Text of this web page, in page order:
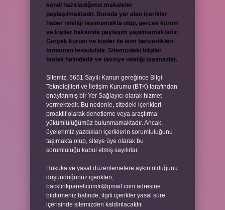
kendi hazırladığımız makaleler
paylaşılmaktadır. Burada yer alan içerikler
haber niteliği taşımamakta olup, gerçek kurum
ve kişiler hakkında paylaşım yapılmamaktadır.
Gerçek kurum ve kişiler ile isim benzerlikleri
tamamen tesadüfidir. Sitemizdeki bilgiler
taslak halindedir ve tavsiye niteliği taşımazlar.
Sitemiz, 5651 Sayılı Kanun gereğince Bilgi
Teknolojileri ve İletişim Kurumu (BTK) tarafından
onaylanmış bir Yer Sağlayıcı olarak hizmet
vermektedir. Bu nedenle, sitedeki içerikleri
proaktif olarak denetleme veya araştırma
yükümlülüğümüz bulunmamaktadır. Ancak,
üyelerimiz yazdıkları içeriklerin sorumluluğunu
taşımakta olup, siteye üye olarak bu
sorumluluğu kabul etmiş sayılırlar.
Hukuka ve yasal düzenlemelere aykırı olduğunu
düşündüğünüz içerikleri,
backlinkpanelicomtr@gmail.com adresine
bildirmeniz halinde, ilgili içerikler yasal süre
içerisinde sitemizden kaldırılacaktır.